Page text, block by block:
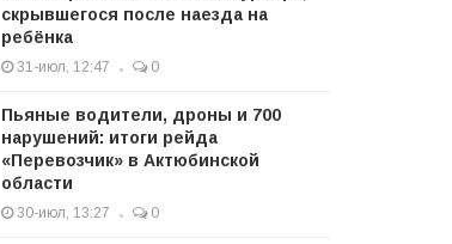
скрывшегося после наезда на
ребёнка
31-июл, 12:47 0
Пьяные водители, дроны и 700
нарушений: итоги рейда
«Перевозчик» в Актюбинской
области
30-июл, 13:27 0